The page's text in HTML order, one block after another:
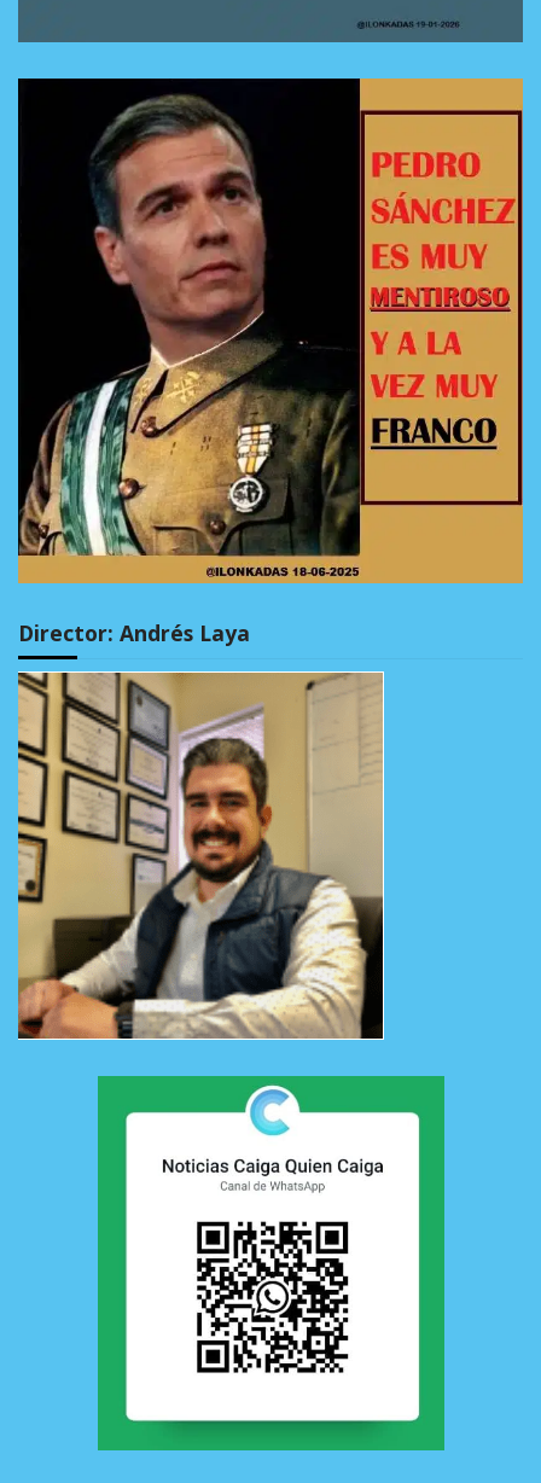
Director: Andrés Laya